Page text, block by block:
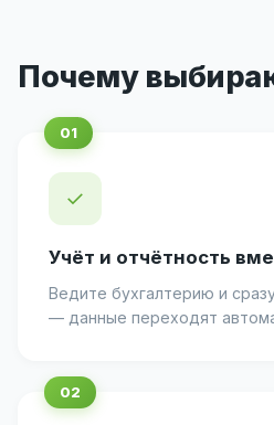
Почему
✓
Учёт и отчётность
Ведите бухгалтерию и
— данные переходят